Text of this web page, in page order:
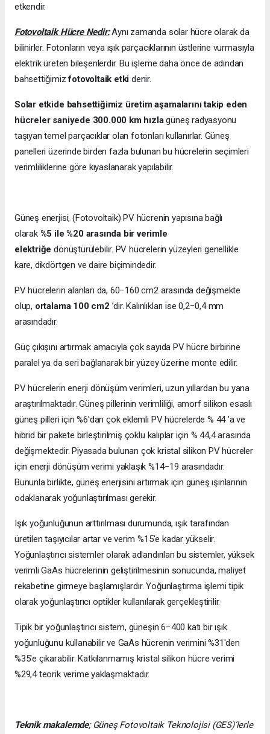
etkendir.
Fotovoltaik Hücre Nedir:Aynı zamanda solar hücre olarak da
bilinirler. Fotonların veya ışık parçacıklarının üstlerine vurmasıyla
elektrik üreten bileşenlerdir. Bu işleme daha önce de adından
bahsettiğimizfotovoltaik etkidenir.
Solar etkide bahsettiğimiz üretim aşamalarını takip eden
hücreler saniyede 300.000 km hızlagüneş radyasyonu
taşıyan temel parçacıklar olan fotonları kullanırlar. Güneş
panelleri üzerinde birden fazla bulunan bu hücrelerin seçimleri
verimliliklerine göre kıyaslanarak yapılabilir.
Güneş enerjisi, (Fotovoltaik) PV hücrenin yapısına bağlı
olarak %5 ile %20 arasında bir verimle
elektriğedönüştürülebilir. PV hücrelerin yüzeyleri genellikle
kare, dikdörtgen ve daire biçimindedir.
PV hücrelerin alanları da, 60−160 cm2 arasında değişmekte
olup, ortalama 100 cm2 ’dir. Kalınlıkları ise 0,2−0,4 mm
arasındadır.
Güç çıkışını artırmak amacıyla çok sayıda PV hücre birbirine
paralel ya da seri bağlanarak bir yüzey üzerine monte edilir.
PV hücrelerin enerji dönüşüm verimleri, uzun yıllardan bu yana
araştırılmaktadır. Güneş pillerinin verimliliği, amorf silikon esaslı
güneş pilleri için %6'dan çok eklemli PV hücrelerde % 44 'a ve
hibrid bir pakete birleştirilmiş çoklu kalıplar için % 44,4 arasında
değişmektedir. Piyasada bulunan çok kristal silikon PV hücreler
için enerji dönüşüm verimi yaklaşık %14−19 arasındadır.
Bununla birlikte, güneş enerjisini artırmak için güneş ışınlarının
odaklanarak yoğunlaştırılması gerekir.
Işık yoğunluğunun arttırılması durumunda, ışık tarafından
üretilen taşıyıcılar artar ve verim %15'e kadar yükselir.
Yoğunlaştırıcı sistemler olarak adlandırılan bu sistemler, yüksek
verimli GaAs hücrelerinin geliştirilmesinin sonucunda, maliyet
rekabetine girmeye başlamışlardır. Yoğunlaştırma işlemi tipik
olarak yoğunlaştırıcı optikler kullanılarak gerçekleştirilir.
Tipik bir yoğunlaştırıcı sistem, güneşin 6−400 katı bir ışık
yoğunluğunu kullanabilir ve GaAs hücrenin verimini %31'den
%35'e çıkarabilir. Katkılanmamış kristal silikon hücre verimi
%29,4 teorik verime yaklaşmaktadır.
Teknik makalemde; Güneş Fotovoltaik Teknolojisi (GES)’lerle